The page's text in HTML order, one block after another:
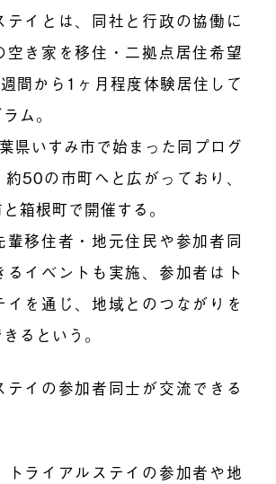
テイとは、同社と行政の協働に
空き家を移住・二拠点居住希望
間から1ヶ月程度体験居住して
ム。
県いすみ市で始まった同プログ
50の市町へと広がっており、
箱根町で開催する。
輩移住者・地元住民や参加者同
るイベントも実施、参加者はト
イを通じ、地域とのつながりを
るという。
テイの参加者同士が交流できる
トライアルステイの参加者や地